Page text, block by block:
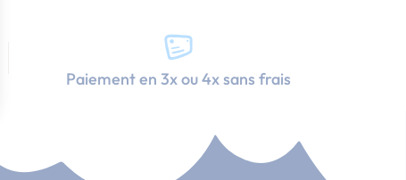
Paiement en 3x ou 4x sans frais